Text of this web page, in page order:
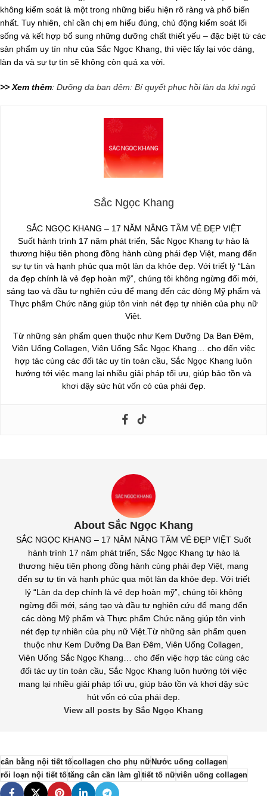
không kiểm soát là một trong những biểu hiện rõ ràng và phổ biến
nhất. Tuy nhiên, chỉ cần chị em hiểu đúng, chủ động kiểm soát lối
sống và kết hợp bổ sung những dưỡng chất thiết yếu – đặc biệt từ các
sản phẩm uy tín như của Sắc Ngọc Khang, thì việc lấy lại vóc dáng,
làn da và sự tự tin sẽ không còn quá xa vời.
>> Xem thêm: Dưỡng da ban đêm: Bí quyết phục hồi làn da khi ngủ
Sắc Ngọc Khang
SẮC NGỌC KHANG – 17 NĂM NÂNG TẦM VẺ ĐẸP VIỆT
Suốt hành trình 17 năm phát triển, Sắc Ngọc Khang tự hào là
thương hiệu tiên phong đồng hành cùng phái đẹp Việt, mang đến
sự tự tin và hạnh phúc qua một làn da khỏe đẹp. Với triết lý “Làn
da đẹp chính là vẻ đẹp hoàn mỹ”, chúng tôi không ngừng đổi mới,
sáng tạo và đầu tư nghiên cứu để mang đến các dòng Mỹ phẩm và
Thực phẩm Chức năng giúp tôn vinh nét đẹp tự nhiên của phụ nữ
Việt.
Từ những sản phẩm quen thuộc như Kem Dưỡng Da Ban Đêm,
Viên Uống Collagen, Viên Uống Sắc Ngọc Khang… cho đến việc
hợp tác cùng các đối tác uy tín toàn cầu, Sắc Ngọc Khang luôn
hướng tới việc mang lại nhiều giải pháp tối ưu, giúp bảo tồn và
khơi dậy sức hút vốn có của phái đẹp.
About Sắc Ngọc Khang
SẮC NGỌC KHANG – 17 NĂM NÂNG TẦM VẺ ĐẸP VIỆT Suốt
hành trình 17 năm phát triển, Sắc Ngọc Khang tự hào là
thương hiệu tiên phong đồng hành cùng phái đẹp Việt, mang
đến sự tự tin và hạnh phúc qua một làn da khỏe đẹp. Với triết
lý “Làn da đẹp chính là vẻ đẹp hoàn mỹ”, chúng tôi không
ngừng đổi mới, sáng tạo và đầu tư nghiên cứu để mang đến
các dòng Mỹ phẩm và Thực phẩm Chức năng giúp tôn vinh
nét đẹp tự nhiên của phụ nữ Việt.Từ những sản phẩm quen
thuộc như Kem Dưỡng Da Ban Đêm, Viên Uống Collagen,
Viên Uống Sắc Ngọc Khang… cho đến việc hợp tác cùng các
đối tác uy tín toàn cầu, Sắc Ngọc Khang luôn hướng tới việc
mang lại nhiều giải pháp tối ưu, giúp bảo tồn và khơi dậy sức
hút vốn có của phái đẹp.
View all posts by Sắc Ngọc Khang
cân bằng nội tiết tốcollagen cho phụ nữ Nước uống collagen
rối loạn nội tiết tốtăng cân cần làm gì tiết tố nữviên uống collagen